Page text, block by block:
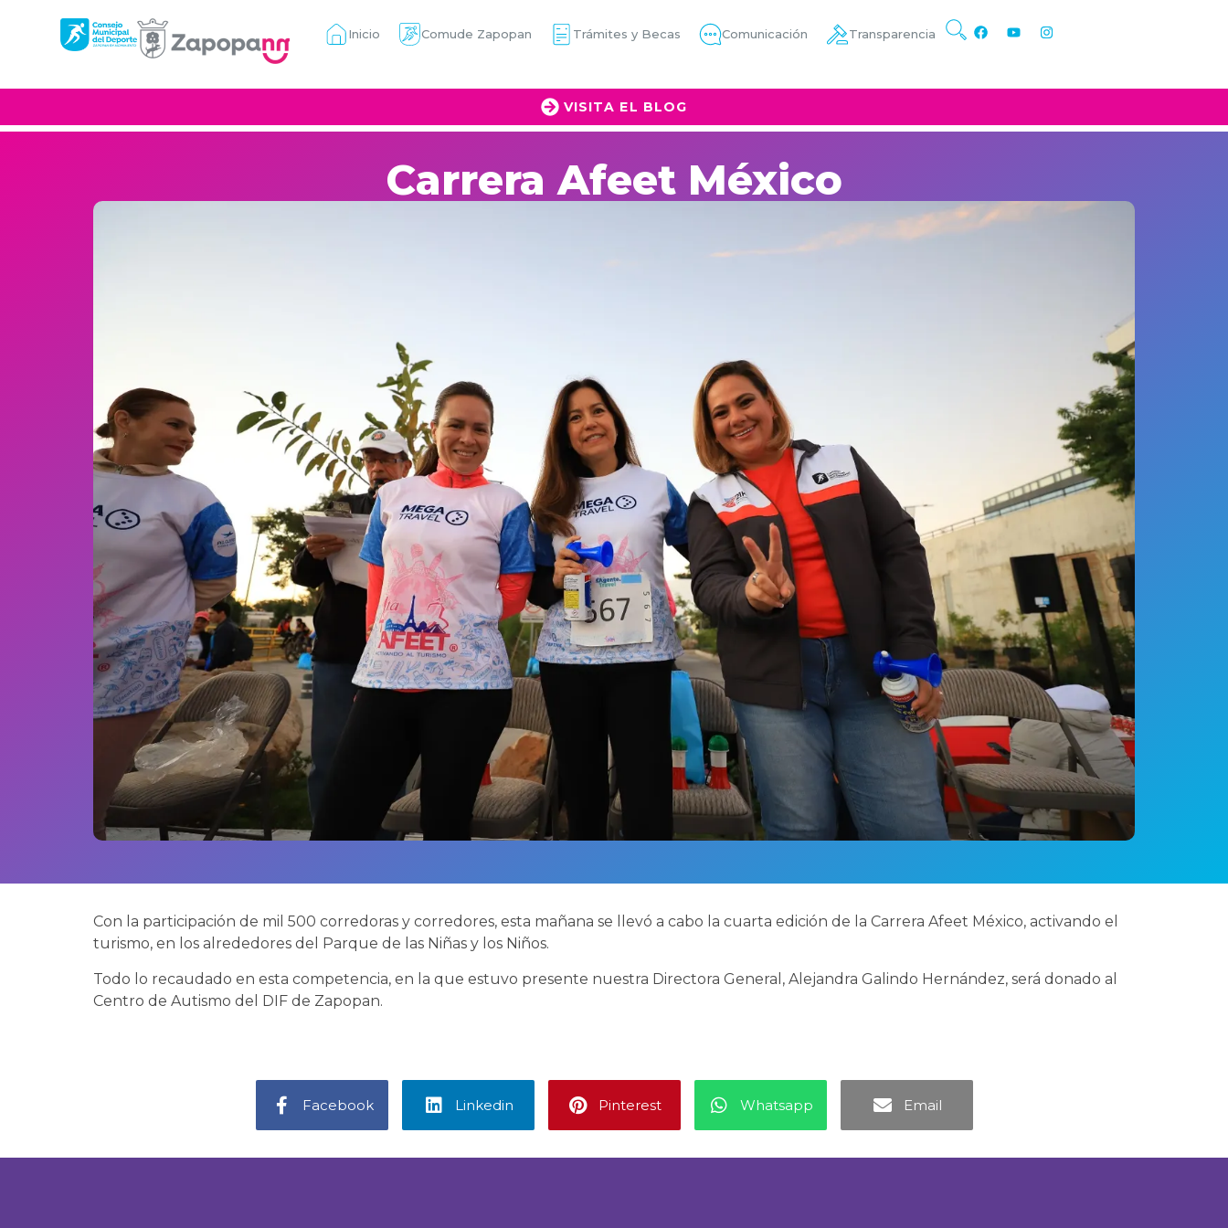
Inicio Comude Zapopan Trámites y Becas Comunicación Transparencia
VISITA EL BLOG
Carrera Afeet México
Con la participación de mil 500 corredoras y corredores, esta mañana se llevó a cabo la cuarta edición de la Carrera Afeet México, activando el
turismo, en los alrededores del Parque de las Niñas y los Niños.
Todo lo recaudado en esta competencia, en la que estuvo presente nuestra Directora General, Alejandra Galindo Hernández, será donado al
Centro de Autismo del DIF de Zapopan.
Facebook Linkedin Pinterest Whatsapp Email